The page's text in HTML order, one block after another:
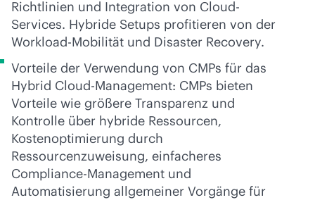
Richtlinien und Integration von Cloud-
Services. Hybride Setups profitieren von der
Workload-Mobilität und Disaster Recovery.
Vorteile der Verwendung von CMPs für das
Hybrid Cloud-Management: CMPs bieten
Vorteile wie größere Transparenz und
Kontrolle über hybride Ressourcen,
Kostenoptimierung durch
Ressourcenzuweisung, einfacheres
Compliance-Management und
Automatisierung allgemeiner Vorgänge für